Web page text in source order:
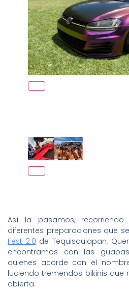
Así la pasamos,
diferentes preparaciones que
Fest 2.0 de Tequisquiapan,
encontramos con las
quienes acorde con el
luciendo tremendos bikinis
abierta.